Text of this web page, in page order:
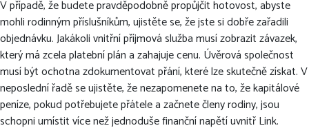
V případě, že budete pravděpodobně propůjčit hotovost, abyste
mohli rodinným příslušníkům, ujistěte se, že jste si dobře zařadili
objednávku. Jakákoli vnitřní příjmová služba musí zobrazit závazek,
který má zcela platební plán a zahajuje cenu. Úvěrová společnost
musí být ochotna zdokumentovat přání, které lze skutečně získat. V
neposlední řadě se ujistěte, že nezapomenete na to, že kapitálové
peníze, pokud potřebujete přátele a začnete členy rodiny, jsou
schopni umístit více než jednoduše finanční napětí uvnitř Link.